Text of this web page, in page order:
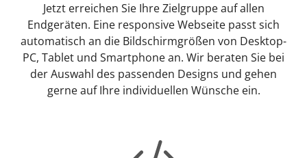
Jetzt erreichen Sie Ihre Zielgruppe auf allen
Endgeräten. Eine responsive Webseite passt sich
automatisch an die Bildschirmgrößen von Desktop-
PC, Tablet und Smartphone an. Wir beraten Sie bei
der Auswahl des passenden Designs und gehen
gerne auf Ihre individuellen Wünsche ein.